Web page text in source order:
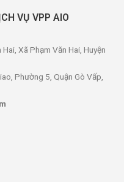
VỤ VPP AIO
Xã Phạm Văn Hai, Huyện
Phường 5, Quận Gò Vấp,